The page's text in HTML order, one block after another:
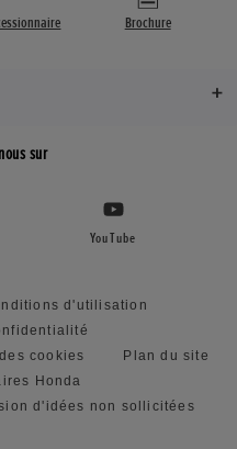
Brochure
sur
YouTube
d'utilisation
cookies
Plan du site
Honda
d'idées non sollicitées